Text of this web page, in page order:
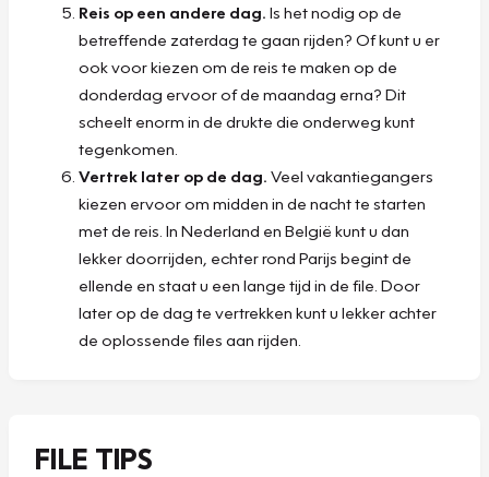
Reis op een andere dag. Is het nodig op de
betreffende zaterdag te gaan rijden? Of kunt u er
ook voor kiezen om de reis te maken op de
donderdag ervoor of de maandag erna? Dit
scheelt enorm in de drukte die onderweg kunt
tegenkomen.
Vertrek later op de dag. Veel vakantiegangers
kiezen ervoor om midden in de nacht te starten
met de reis. In Nederland en België kunt u dan
lekker doorrijden, echter rond Parijs begint de
ellende en staat u een lange tijd in de file. Door
later op de dag te vertrekken kunt u lekker achter
de oplossende files aan rijden.
FILE TIPS